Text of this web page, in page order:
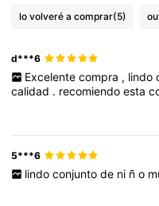
lo volveré a comprar(5)
d***6
Excelente compra , lindo
calidad . recomiendoesta
5***6
lindo conjunto de ni ñ o